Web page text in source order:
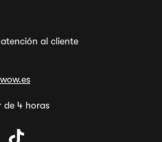
al cliente
de 4 horas